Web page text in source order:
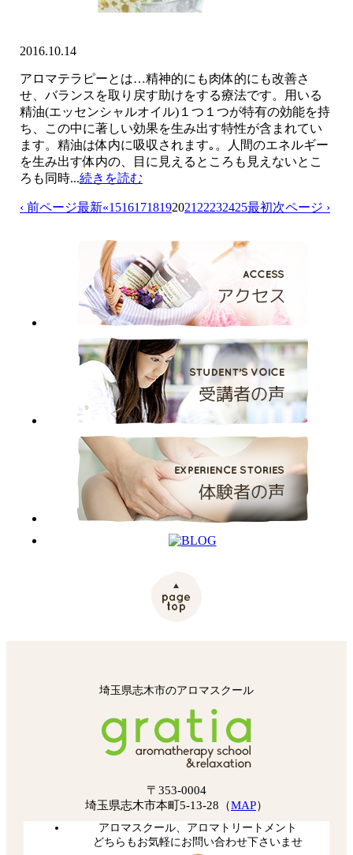
2016.10.14
アロマテラピーとは…精神的にも肉体的にも改善さ
せ、バランスを取り戻す助けをする療法です。用いる
精油(エッセンシャルオイル)１つ１つが特有の効能を持
ち、この中に著しい効果を生み出す特性が含まれてい
ます。精油は体内に吸収されます｡。人間のエネルギー
を生み出す体内の、目に見えるところも見えないとこ
ろも同時...続きを読む
‹ 前ページ最新«1516171819202122232425最初次ページ ›
埼玉県志木市のアロマスクール
〒353-0004
埼玉県志木市本町5-13-28（MAP）
アロマスクール、アロマトリートメント
どちらもお気軽にお問い合わせ下さいませ